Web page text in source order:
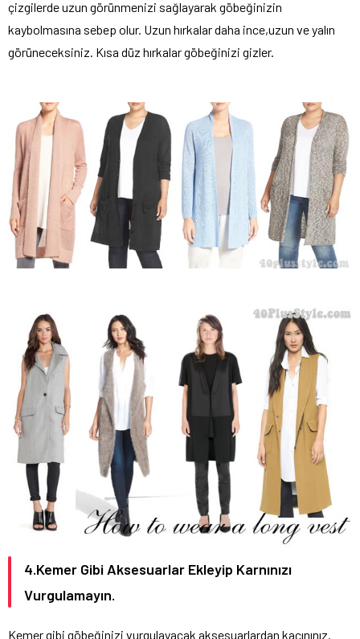
çizgilerde uzun görünmenizi sağlayarak göbeğinizin
kaybolmasına sebep olur. Uzun hırkalar daha ince,uzun ve yalın
görüneceksiniz. Kısa düz hırkalar göbeğinizi gizler.
4.Kemer Gibi Aksesuarlar Ekleyip Karnınızı
Vurgulamayın.
Kemer gibi göbeğinizi vurgulayacak aksesuarlardan kaçınınız.